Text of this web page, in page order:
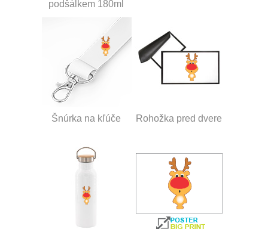
podšálkem 180ml
Šnúrka na kľúče Rohožka pred dvere